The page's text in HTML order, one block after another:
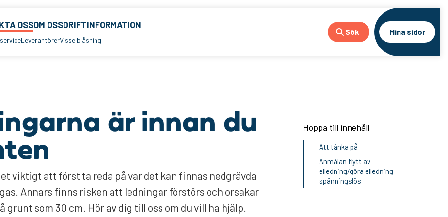
OSS
LeverantörerVisselblåsning
OM OSSDRIFTINFORMATION
Sök Mina sidor
är innan du
viktigt att först ta reda på var det kan finnas nedgrävda
Annars finns risken att ledningar förstörs och orsakar
som 30 cm. Hör av dig till oss om du vill ha hjälp.
Hoppa till innehåll
Att tänka på
Anmälan flytt av
elledning/göra elledning
spänningslös